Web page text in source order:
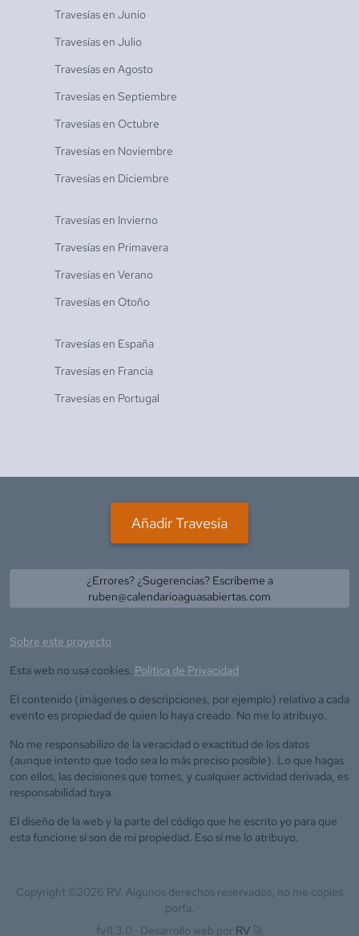
Travesías en Junio
Travesías en Julio
Travesías en Agosto
Travesías en Septiembre
Travesías en Octubre
Travesías en Noviembre
Travesías en Diciembre
Travesías en Invierno
Travesías en Primavera
Travesías en Verano
Travesías en Otoño
Travesías en España
Travesías en Francia
Travesías en Portugal
Añadir Travesía
¿Errores? ¿Sugerencias? Escríbeme a
ruben@calendarioaguasabiertas.com
Sobre este proyecto
Esta web no usa cookies. Política de Privacidad
El contenido (imágenes o descripciones, por ejemplo) relativo a cada
evento es propiedad de quien lo haya creado. No me lo atribuyo.
No me responsabilizo de la veracidad o exactitud de los datos
(aunque intento que todo sea lo más preciso posible). Lo que hagas
con ellos, las decisiones que tomes, y cualquier actividad derivada, es
responsabilidad tuya.
El diseño de la web y la parte del código que he escrito yo para que
esta funcione sí son de mi propiedad. Eso sí me lo atribuyo.
Copyright ©2026 RV. Algunos derechos reservados, no me copies
porfa.
fv11.3.0 · Desarrollo web por RV 🚀